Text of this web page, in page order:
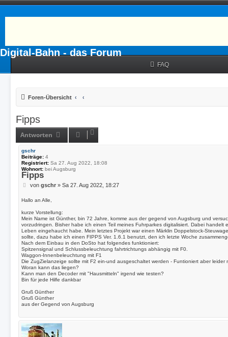
Digital-Bahn - das Forum
FAQ
Foren-Übersicht
Fipps
Antworten
gschr
Beiträge: 4
Registriert: Sa 27. Aug 2022, 18:08
Wohnort: bei Augsburg
Fipps
B
i
r
a
g
von gschr» Sa 27. Aug 2022, 18:27
Hallo an Alle,
kurze Vorstellung:
Mein Name ist Günther, bin 72 Jahre, komme aus der gegend von Augsburg und
vorzudringen. Bisher habe ich einen Teil meines Fuhrparkes digitalisiert. Dabei
Leben eingehaucht habe. Mein letztes Projekt war einen Märklin Doppelstock-
sollte, dazu habe ich einen FIPPS Ver. 1.6.1 benutzt, den ich letzte Woche
Nach dem Einbau in den DoSto hat folgendes funktioniert:
Spitzensignal und Schlussbeleuchtung fahrtrichtungs abhängig mit F0.
Waggon-Innenbeleuchtung mit F1
Die ZugZielanzeige sollte mit F2 ein-und ausgeschaltet werden - Funtioniert aber leider
Woran kann das liegen?
Kann man den Decoder mit "Hausmitteln" irgend wie testen?
Bin für jede Hilfe dankbar
Gruß Günther
Gruß Günther
aus der Gegend von Augsburg